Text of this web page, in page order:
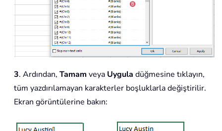
3. Ardından, Tamam veya Uygula düğmesine tıklayın,
tüm yazdırılamayan karakterler boşluklarla değiştirilir.
Ekran görüntülerine bakın: